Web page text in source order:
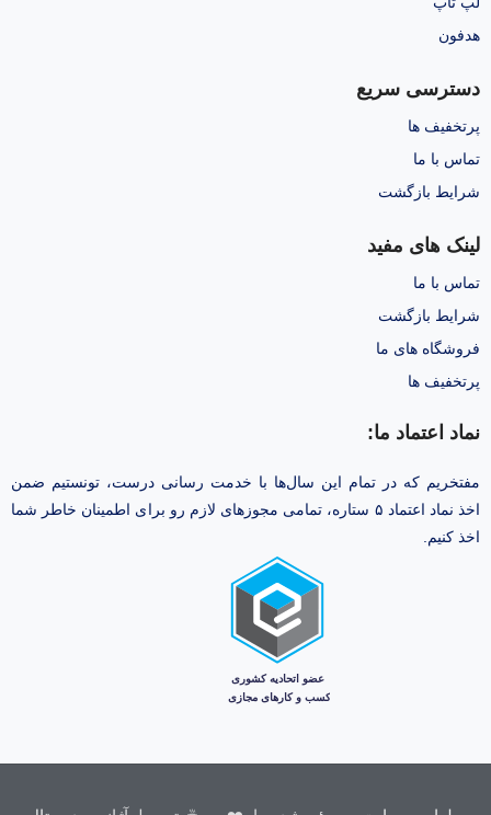
هدفون
دسترسی سریع
پرتخفیف ها
تماس با ما
شرایط بازگشت
لینک های مفید
تماس با ما
شرایط بازگشت
فروشگاه های ما
پرتخفیف ها
نماد اعتماد ما:
مفتخریم که در تمام این سال‌ها با خدمت رسانی درست، تونستیم ضمن
اخذ نماد اعتماد ۵ ستاره، تمامی مجوز‌های لازم رو برای اطمینان خاطر شما
اخذ کنیم.